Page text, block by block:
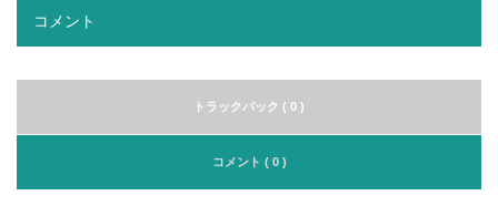
コメント
トラックバック ( 0 )
コメント ( 0 )